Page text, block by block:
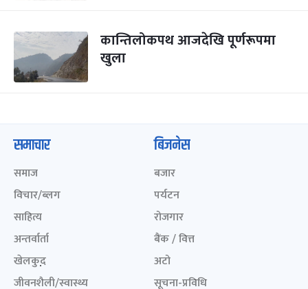
कान्तिलोकपथ आजदेखि पूर्णरूपमा
खुला
समाचार
समाज
विचार/ब्लग
साहित्य
अन्तर्वार्ता
खेलकुद़़
जीवनशैली/स्वास्थ्य
बिजनेस
बजार
पर्यटन
रोजगार
बैंक / वित्त
अटो
सूचना-प्रविधि